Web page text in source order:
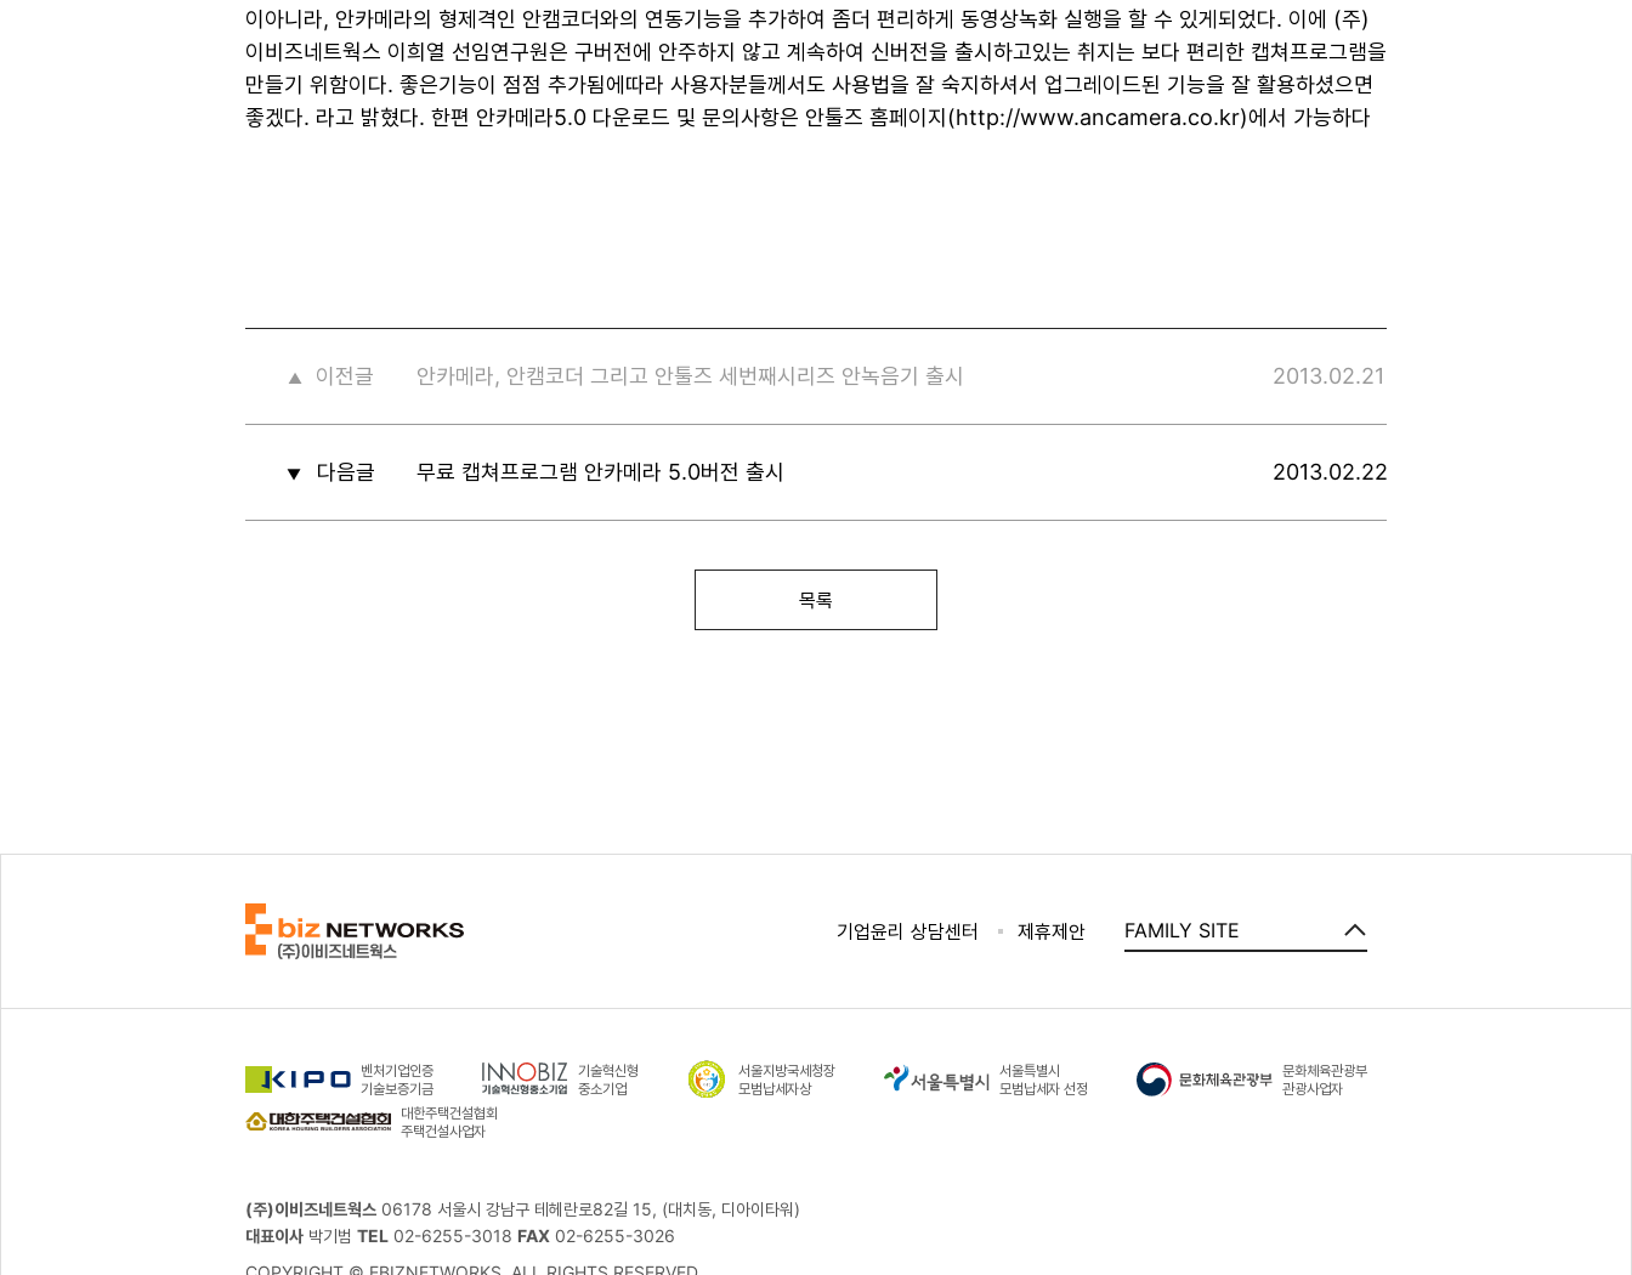
이아니라, 안카메라의 형제격인 안캠코더와의 연동기능을 추가하여 좀더 편리하게 동영상녹화 실행을 할 수 있게되었다. 이에 (주)
이비즈네트웍스 이희열 선임연구원은 구버전에 안주하지 않고 계속하여 신버전을 출시하고있는 취지는 보다 편리한 캡쳐프로그램을
만들기 위함이다. 좋은기능이 점점 추가됨에따라 사용자분들께서도 사용법을 잘 숙지하셔서 업그레이드된 기능을 잘 활용하셨으면
좋겠다. 라고 밝혔다. 한편 안카메라5.0 다운로드 및 문의사항은 안툴즈 홈페이지(http://www.ancamera.co.kr)에서 가능하다
▲ 이전글 안카메라, 안캠코더 그리고 안툴즈 세번째시리즈 안녹음기 출시 2013.02.21
▼ 다음글 무료 캡쳐프로그램 안카메라 5.0버전 출시 2013.02.22
목록
기업윤리 상담센터 제휴제안 FAMILY SITE
벤처기업인증
기술보증기금
기술혁신형
중소기업
서울지방국세청장
모범납세자상
서울특별시
모범납세자 선정
문화체육관광부
관광사업자
대한주택건설협회
주택건설사업자
(주)이비즈네트웍스 06178 서울시 강남구 테헤란로82길 15, (대치동, 디아이타워)
대표이사 박기범TEL 02-6255-3018 FAX 02-6255-3026